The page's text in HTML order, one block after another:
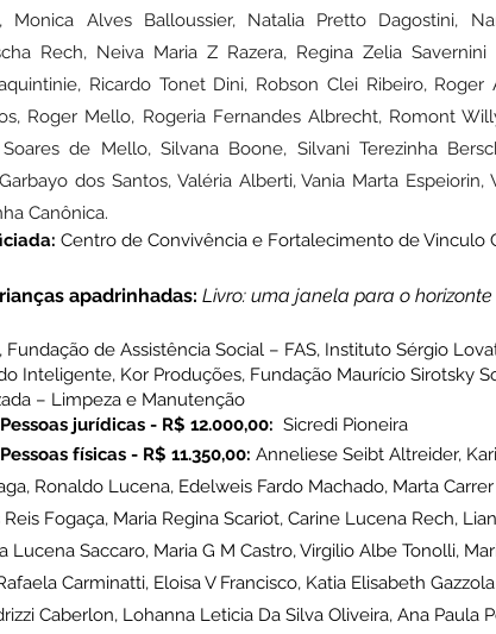
Monica Alves Balloussier, Natalia Pretto Dagostini,
Rech, Neiva Maria Z Razera, Regina Zelia Savernini
Ricardo Tonet Dini, Robson Clei Ribeiro, Roger
Roger Mello, Rogeria Fernandes Albrecht, Romont
de Mello, Silvana Boone, Silvani Terezinha
dos Santos, Valéria Alberti, Vania Marta Espeiorin,
Canônica.
Centro de Convivência e Fortalecimento de Vinculo
apadrinhadas: Livro: uma janela para o horizonte
Fundação de Assistência Social – FAS, Instituto Sérgio
Inteligente, Kor Produções, Fundação Maurício Sirotsky
– Limpeza e Manutenção
soas jurídicas - R$ 12.000,00: Sicredi Pioneira
físicas - R$ 11.350,00: Anneliese Seibt Altreider,
Ronaldo Lucena, Edelweis Fardo Machado, Marta
Fogaça, Maria Regina Scariot, Carine Lucena Rech,
Lucena Saccaro, Maria G M Castro, Virgilio Albe Tonolli,
Carminatti, Eloisa V Francisco, Katia Elisabeth
Caberlon, Lohanna Leticia Da Silva Oliveira, Ana Paula